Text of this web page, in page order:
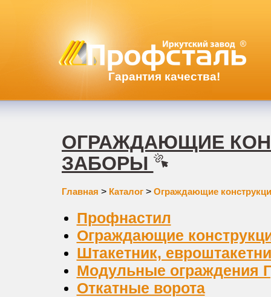
Гарантия качества!
ОГРАЖДАЮЩИЕ
ЗАБОРЫ
Главная > Каталог> Ограждающие
Профнастил
Ограждающие
Штакетник,
Модульные ограждения
Откатные ворота